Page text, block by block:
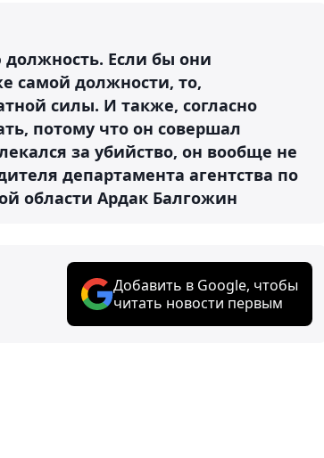
Если бы они
самой должности, то,
силы. И также, согласно
потому что он совершал
за убийство, он вообще не
департамента агентства по
области Ардак Балгожин
Добавить в Google, чтобы
читать новости первым